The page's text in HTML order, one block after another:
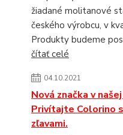
žiadané molitanové
českého výrobcu, v
Produkty budeme
čítať celé
04.10.2021
Nová značka v
Privítajte Colorino
zľavami.